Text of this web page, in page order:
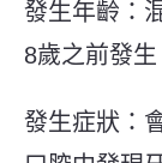
發生年齡：
8歲之前發
發生症狀：